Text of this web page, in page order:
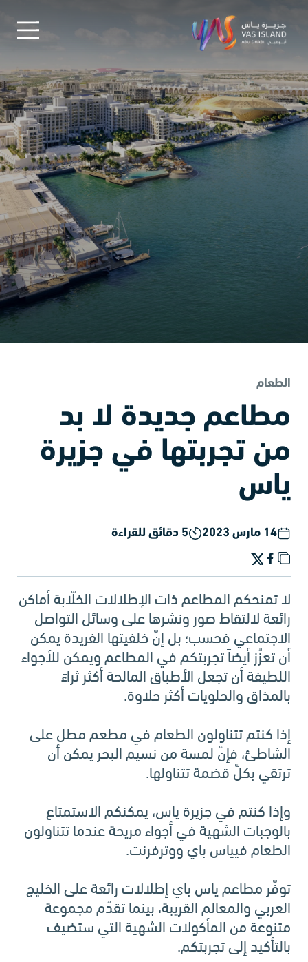
الطعام
مطاعم جديدة لا بد
من تجربتها في جزيرة
ياس
14 مارس 2023 5 دقائق للقراءة
لا تمنحكم المطاعم ذات الإطلالات الخلّابة أماكن
رائعة لالتقاط صور ونشرها على وسائل التواصل
الاجتماعي فحسب؛ بل إنّ خلفيتها الفريدة يمكن
أن تعزّز أيضاً تجربتكم في المطاعم ويمكن للأجواء
اللطيفة أن تجعل الأطباق المالحة أكثر ثراءً
بالمذاق والحلويات أكثر حلاوة.
إذا كنتم تتناولون الطعام في مطعم مطل على
الشاطئ، فإنّ لمسة من نسيم البحر يمكن أن
ترتقي بكلّ قضمة تتناولها.
وإذا كنتم في جزيرة ياس، يمكنكم الاستمتاع
بالوجبات الشهية في أجواء مريحة عندما تتناولون
الطعام فيياس باي ووترفرنت.
توفّر مطاعم ياس باي إطلالات رائعة على الخليج
العربي والمعالم القريبة، بينما تقدّم مجموعة
متنوعة من المأكولات الشهية التي ستضيف
بالتأكيد إلى تجربتكم.